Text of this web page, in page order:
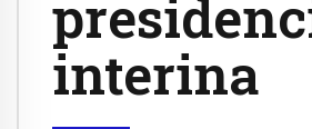
interina